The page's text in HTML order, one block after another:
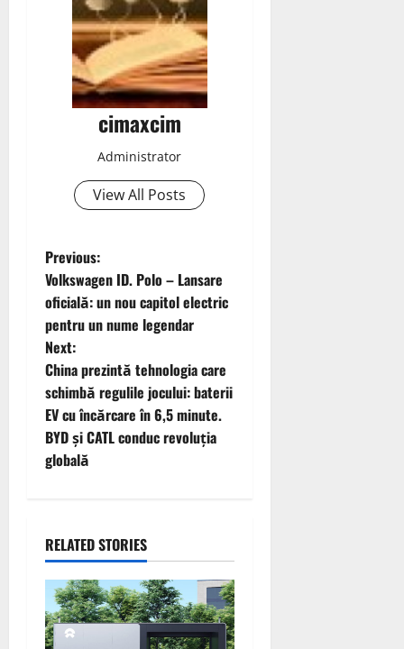
cimaxcim
Administrator
View All Posts
P
o
s
t
n
a
i
g
a
Previous:
Volkswagen ID. Polo – Lansare
oficială: un nou capitol electric
pentru un nume legendar
Next:
China prezintă tehnologia care
schimbă regulile jocului: baterii
EV cu încărcare în 6,5 minute.
BYD și CATL conduc revoluția
globală
RELATED STORIES